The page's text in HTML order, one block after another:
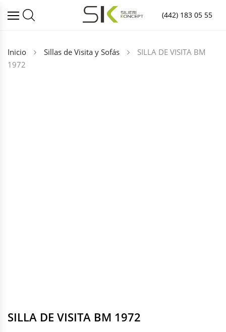
(442) 183 05 55
Inicio Sillas de Visita y Sofás
SILLA DE VISITA BM
1972
SILLA DE VISITA BM 1972